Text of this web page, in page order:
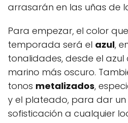
arrasarán en las uñas de
Para empezar, el color
temporada será el azul,
tonalidades, desde el azul
marino más oscuro.
tonos metalizados,
y el plateado, para dar
sofisticación a cualquier